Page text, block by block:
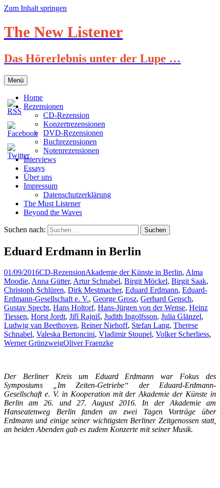
Zum Inhalt springen
The New Listener
Das Hörerlebnis unter der Lupe …
Menü
Home
Rezensionen
CD-Rezension
Konzertrezensionen
DVD-Rezensionen
Buchrezensionen
Notenrezensionen
Interviews
Essays
Über uns
Impressum
Datenschutzerklärung
The Must Listener
Beyond the Waves
Suchen nach:
Eduard Erdmann in Berlin
01/09/2016CD-RezensionAkademie der Künste in Berlin, Alma
Moodie, Anna Gütter, Artur Schnabel, Birgit Möckel, Birgit Saak,
Christoph Schlüren, Dirk Mestmacher, Eduard Erdmann, Eduard-
Erdmann-Gesellschaft e. V., George Grosz, Gerhard Gensch,
Gustav Specht, Hans Holtorf, Hans-Jürgen von der Wense, Heinz
Tiessen, Horst Jordt, Jiří Rajniš, Judith Ingolfsson, Julia Glänzel,
Ludwig van Beethoven, Reiner Niehoff, Stefan Lang, Therese
Schnabel, Valeska Bertoncini, Vladimir Stoupel, Volker Scherliess,
Werner GrünzweigOliver Fraenzke
Der Berliner Kreis um Eduard Erdmann war Fokus des
Symposiums „Im Zeiten-Getriebe“ der Eduard-Erdmann-
Gesellschaft e. V. in Kooperation mit der Akademie der Künste in
Berlin am 26. und 27. August 2016. In der Akademie am
Hanseatenweg Berlin fanden an zwei Tagen Vorträge über
Erdmann und einige seiner wichtigsten Berliner Zeitgenossen statt,
an beiden Abenden gab es zudem Konzerte mit seiner Musik.